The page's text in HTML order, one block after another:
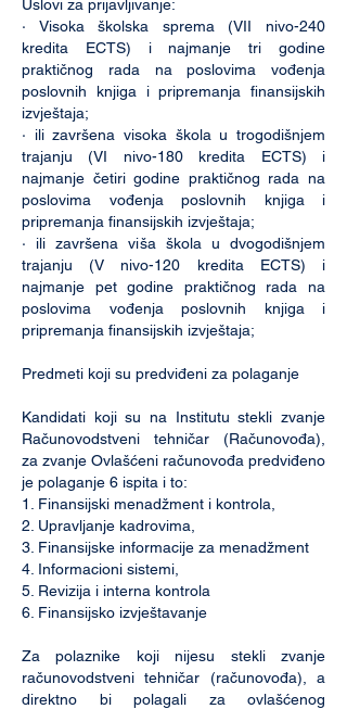
Uslovi za prijavljivanje:
· Visoka školska sprema (VII nivo-240
kredita ECTS) i najmanje tri godine
praktičnog rada na poslovima vođenja
poslovnih knjiga i pripremanja finansijskih
izvještaja;
· ili završena visoka škola u trogodišnjem
trajanju (VI nivo-180 kredita ECTS) i
najmanje četiri godine praktičnog rada na
poslovima vođenja poslovnih knjiga i
pripremanja finansijskih izvještaja;
· ili završena viša škola u dvogodišnjem
trajanju (V nivo-120 kredita ECTS) i
najmanje pet godine praktičnog rada na
poslovima vođenja poslovnih knjiga i
pripremanja finansijskih izvještaja;
Predmeti koji su predviđeni za polaganje
Kandidati koji su na Institutu stekli zvanje
Računovodstveni tehničar (Računovođa),
za zvanje Ovlašćeni računovođa predviđeno
je polaganje 6 ispita i to:
1. Finansijski menadžment i kontrola,
2. Upravljanje kadrovima,
3. Finansijske informacije za menadžment
4. Informacioni sistemi,
5. Revizija i interna kontrola
6. Finansijsko izvještavanje
Za polaznike koji nijesu stekli zvanje
računovodstveni tehničar (računovođa), a
direktno bi polagali za ovlašćenog